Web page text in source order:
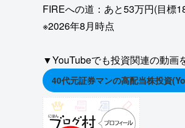
FIREへの道：あと53万円(目標
※2026年8月時点
▼YouTubeでも投資関連の動画
40代元証券マンの高配当株投資